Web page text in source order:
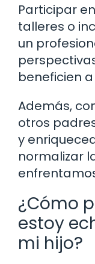
Participar
talleres o
un
beneficien
Además,
otros
y
normalizar
¿Cómo
estoy
mi hijo?